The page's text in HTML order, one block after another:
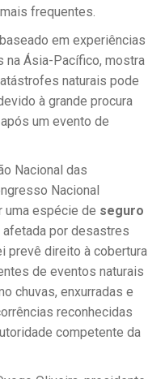
frequentes.
em experiências
Ásia-Pacífico, mostra
naturais pode
à grande procura
um evento de
Nacional das
Nacional
uma espécie de seguro
afetada por desastres
prevê direito à cobertura
de eventos naturais
chuvas, enxurradas e
reconhecidas
competente da